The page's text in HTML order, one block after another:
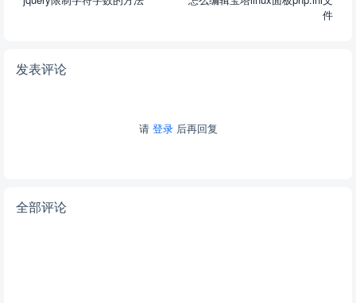
件
发表评论
请 登录后再回复
全部评论